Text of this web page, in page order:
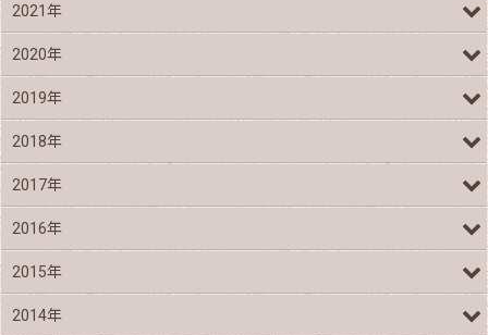
2021年
2020年
2019年
2018年
2017年
2016年
2015年
2014年